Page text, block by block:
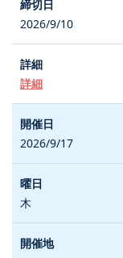
2026/9/10
詳細
2026/9/17
木